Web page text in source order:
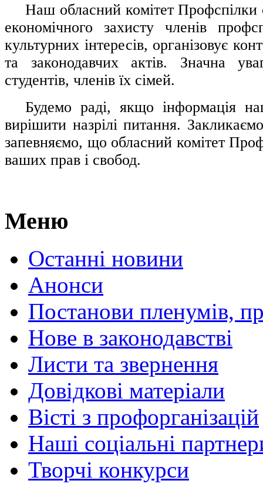
Наш обласний комітет Профспілки
економічного захисту членів
культурних інтересів, організовує
та законодавчих актів. Значна
студентів, членів їх сімей.
Будемо раді, якщо інформація
вирішити назрілі питання.
запевняємо, що обласний комітет
ваших прав і свобод.
Меню
Останні новини
Анонси
Постанови пленумів,
Нове в законодавстві
Листи та звернення
Довідкові матеріали
Вісті з профорганізацій
Наші соціальні
Творчі конкурси